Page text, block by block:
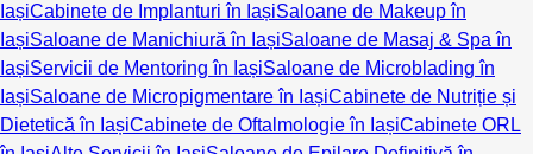
IașiCabinete de Implanturi în IașiSaloane de Makeup în
IașiSaloane de Manichiură în IașiSaloane de Masaj & Spa în
IașiServicii de Mentoring în IașiSaloane de Microblading în
IașiSaloane de Micropigmentare în IașiCabinete de Nutriție și
Dietetică în IașiCabinete de Oftalmologie în IașiCabinete ORL